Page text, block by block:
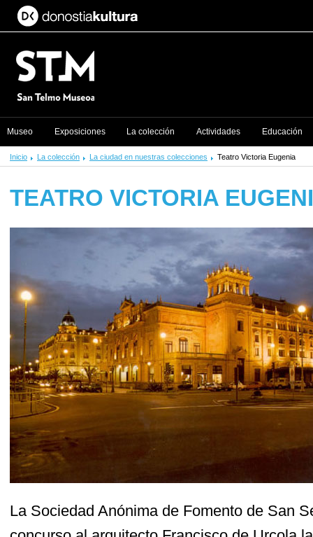
Inicio La colección La ciudad en nuestras colecciones Teatro Victoria Eugenia
TEATRO VICTORIA
La Sociedad Anónima de Fomento de San
Museo Exposiciones La colección Actividades Educación